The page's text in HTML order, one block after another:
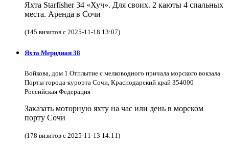
Яхта Starfisher 34 «Хуч». Для своих. 2 каюты 4 спальных
места. Аренда в Сочи
(145 визитов с 2025-11-18 13:07)
Яхта Меридиан 38
Войкова, дом 1 Отплытие с мелководного причала морского вокзала
Порты города-курорта Сочи, Краснодарский край 354000
Российская Федерация
Заказать моторную яхту на час или день в морском
порту Сочи
(178 визитов с 2025-11-13 14:11)